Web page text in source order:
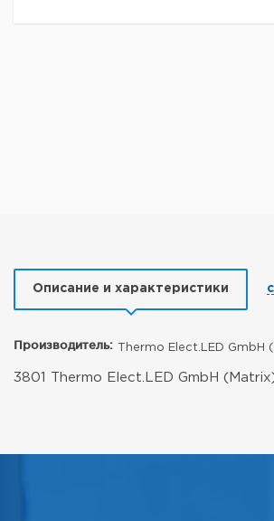
Описание и характеристики
Производитель: Thermo Elect.LED GmbH
3801 Thermo Elect.LED GmbH